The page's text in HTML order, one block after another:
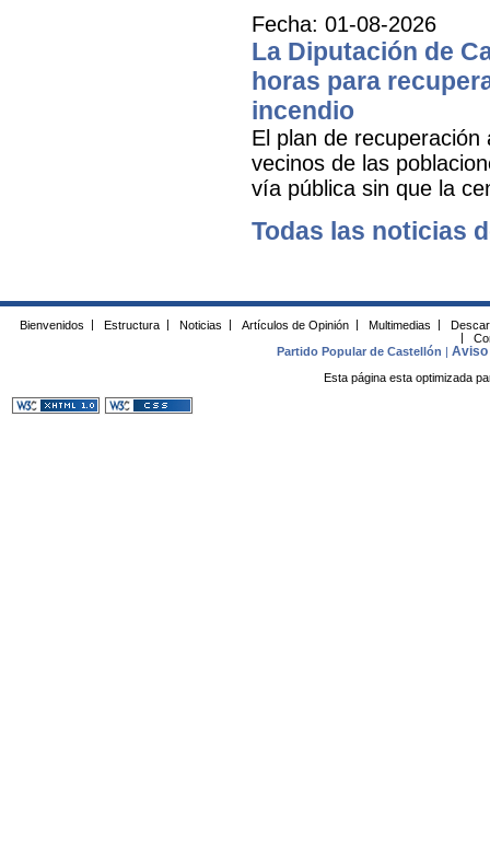
Fecha: 01-08-2026
La Diputación de
horas para
incendio
El plan de
vecinos de las
vía pública sin que la
Todas las noticias
Bienvenidos Estructura Noticias Artículos de Opinión Multimedias
Partido Popular de Castellón
|Aviso
Esta página esta optimizada